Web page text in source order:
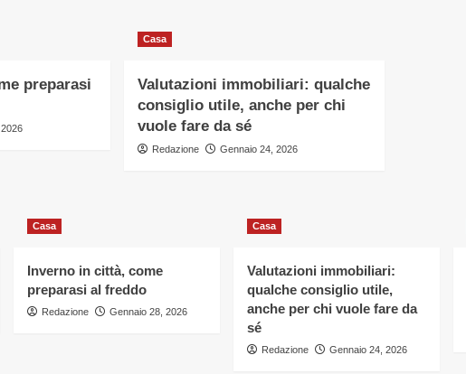
preparasi
Casa
Valutazioni immobiliari: qualche
consiglio utile, anche per chi
vuole fare da sé
Redazione Gennaio 24, 2026
Casa
Inverno in città, come
preparasi al freddo
Redazione Gennaio 28, 2026
Casa
Valutazioni immobiliari:
qualche consiglio utile,
anche per chi vuole fare da
sé
Redazione Gennaio 24, 2026